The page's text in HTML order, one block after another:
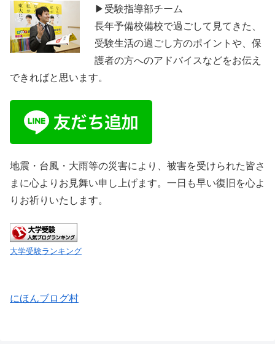
▶受験指導部チーム
長年予備校備校で過ごして見てきた、
受験生活の過ごし方のポイントや、保
護者の方へのアドバイスなどをお伝え
できればと思います。
地震・台風・大雨等の災害により、被害を受けられた皆さ
まに心よりお見舞い申し上げます。一日も早い復旧を心よ
りお祈りいたします。
大学受験ランキング
にほんブログ村